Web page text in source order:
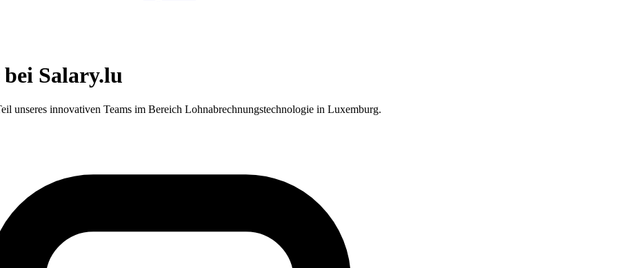
bei Salary.lu
unseres innovativen Teams im Bereich Lohnabrechnungstechnologie in Luxemburg.